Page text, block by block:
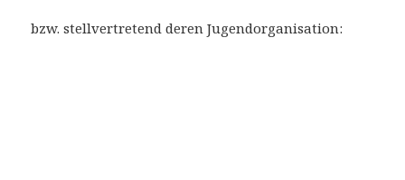
bzw. stellvertretend deren Jugendorganisation: